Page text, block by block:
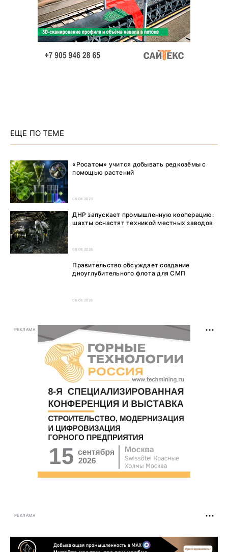
ЕЩЕ ПО ТЕМЕ
«Росатом» учится добывать редкозёмы с
помощью растений
06.08.2026
ДНР запускает промышленную кооперацию:
шахты оснастят техникой местных заводов
06.08.2026
Правительство обсуждает создание
дноуглубительного флота для СМП
06.08.2026
РЕКЛАМА
РЕКЛАМА